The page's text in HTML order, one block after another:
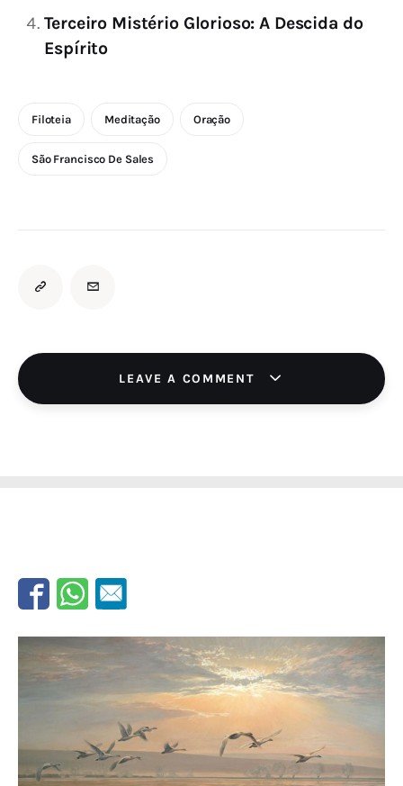
Terceiro Mistério Glorioso: A Descida do
Espírito
Filoteia Meditação Oração
São Francisco De Sales
LEAVE A COMMENT